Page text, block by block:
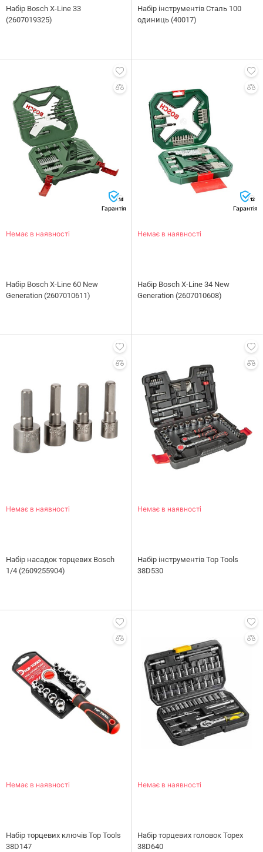
Набiр Bosch X-Line 33
(2607019325)
Набiр iнструментiв Сталь 100
одиниць (40017)
14
Гарантія
Немає в наявності
Набiр Bosch X-Line 60 New
Generation (2607010611)
12
Гарантія
Немає в наявності
Набiр Bosch X-Line 34 New
Generation (2607010608)
Немає в наявності
Набір насадок торцевих Bosch
1/4 (2609255904)
Немає в наявності
Набір інструментів Top Tools
38D530
Немає в наявності
Набір торцевих ключів Top Tools
38D147
Немає в наявності
Набір торцевих головок Topex
38D640